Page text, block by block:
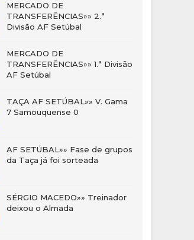
MERCADO DE
TRANSFERÊNCIAS»» 2.ª
Divisão AF Setúbal
MERCADO DE
TRANSFERÊNCIAS»» 1.ª Divisão
AF Setúbal
TAÇA AF SETÚBAL»» V. Gama
7 Samouquense 0
AF SETÚBAL»» Fase de grupos
da Taça já foi sorteada
SÉRGIO MACEDO»» Treinador
deixou o Almada